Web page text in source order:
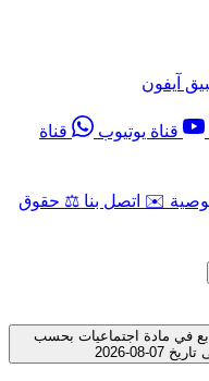
آيفون
قناة يوتيوب
قناة
✉️ اتصل بنا ⚖️ حقوق
في مادة اجتماعيات بحسب
2026